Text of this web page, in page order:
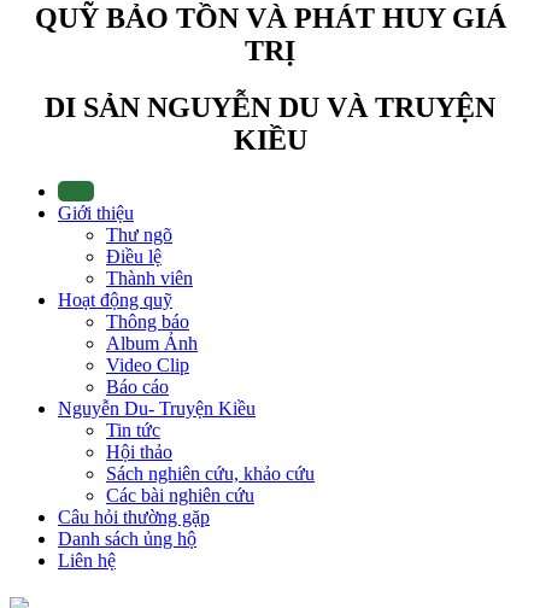
QUỸ BẢO TỒN VÀ PHÁT HUY GIÁ
TRỊ
DI SẢN NGUYỄN DU VÀ TRUYỆN
KIỀU
Giới thiệu
Thư ngõ
Điều lệ
Thành viên
Hoạt động quỹ
Thông báo
Album Ảnh
Video Clip
Báo cáo
Nguyễn Du- Truyện Kiều
Tin tức
Hội thảo
Sách nghiên cứu, khảo cứu
Các bài nghiên cứu
Câu hỏi thường gặp
Danh sách ủng hộ
Liên hệ